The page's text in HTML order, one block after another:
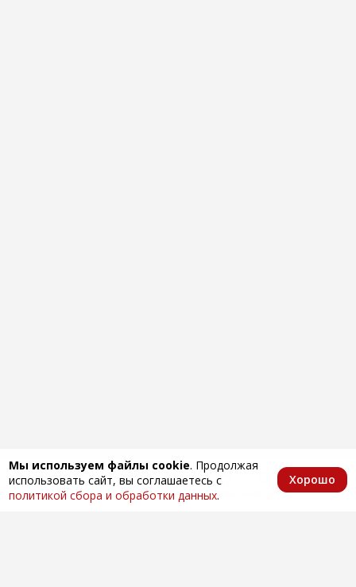
Мы используем файлы cookie. Продолжая
использовать сайт, вы соглашаетесь с
политикой сбора и обработки данных.
Хорошо
Главная КаталогИзбранноеКорзина Аккаунт